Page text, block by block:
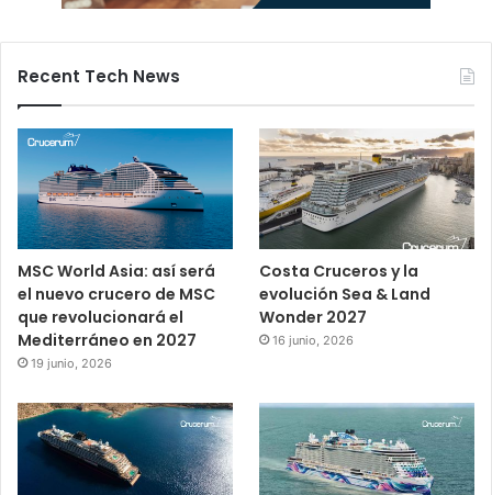
Recent Tech News
MSC World Asia: así será
el nuevo crucero de MSC
que revolucionará el
Mediterráneo en 2027
19 junio, 2026
Costa Cruceros y la
evolución Sea & Land
Wonder 2027
16 junio, 2026